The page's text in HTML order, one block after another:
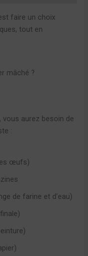
faire un choix
tout en
mâché ?
, vous aurez besoin de
:
œufs)
de farine et d’eau)